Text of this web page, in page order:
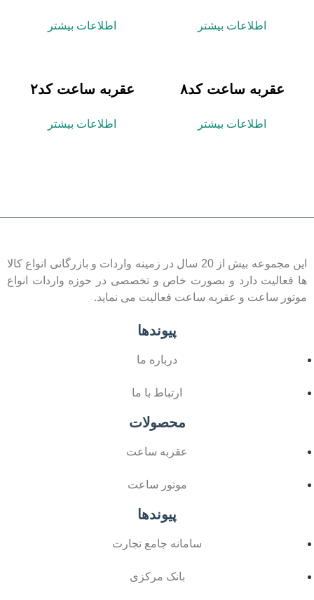
اطلاعات بیشتر اطلاعات بیشتر
عقربه ساعت کد۸
اطلاعات بیشتر
عقربه ساعت کد۲
اطلاعات بیشتر
این مجموعه بیش از 20 سال در زمینه واردات و بازرگانی انواع کالا
ها فعالیت دارد و بصورت خاص و تخصصی در حوزه واردات انواع
موتور ساعت و عقربه ساعت فعالیت می نماید.
پیوندها
درباره ما
ارتباط با ما
محصولات
عقربه ساعت
موتور ساعت
پیوندها
سامانه جامع تجارت
بانک مرکزی